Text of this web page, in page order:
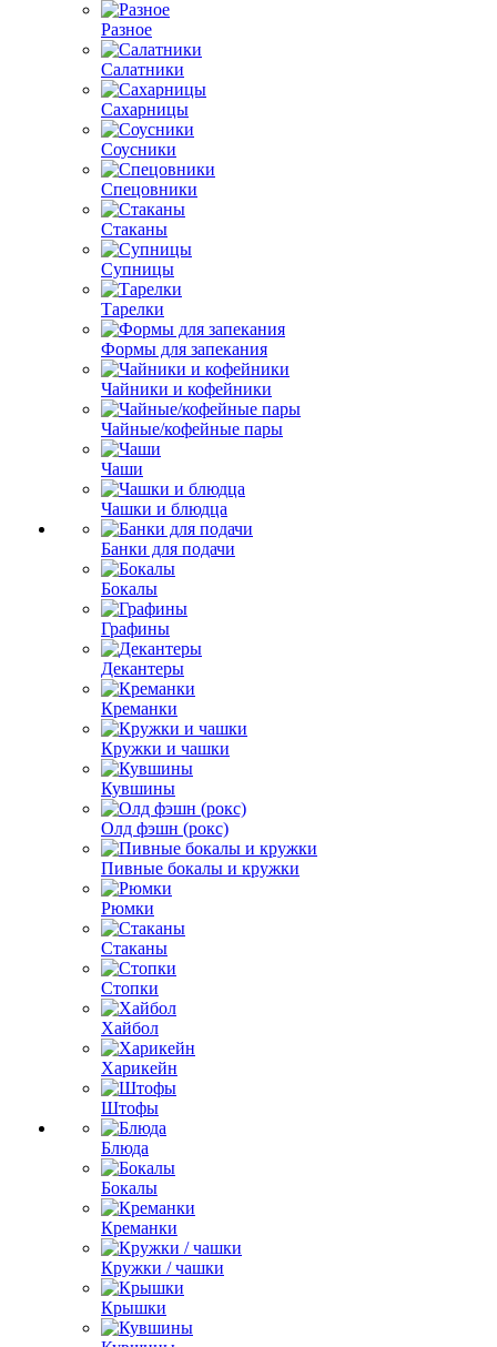
Разное
Салатники
Сахарницы
Соусники
Спецовники
Стаканы
Супницы
Тарелки
Формы для запекания
Чайники и кофейники
Чайные/кофейные пары
Чаши
Чашки и блюдца
Банки для подачи
Бокалы
Графины
Декантеры
Креманки
Кружки и чашки
Кувшины
Олд фэшн (рокс)
Пивные бокалы и кружки
Рюмки
Стаканы
Стопки
Хайбол
Харикейн
Штофы
Блюда
Бокалы
Креманки
Кружки / чашки
Крышки